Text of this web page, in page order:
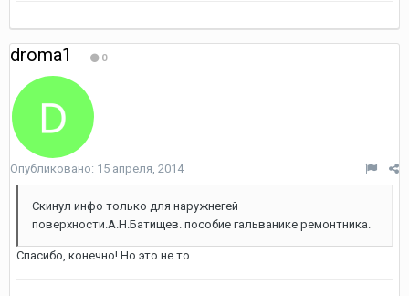
droma1 0
Опубликовано: 15 апреля, 2014
Скинул инфо только для наружнегей
поверхности.А.Н.Батищев. пособие гальванике ремонтника.
Спасибо, конечно! Но это не то...